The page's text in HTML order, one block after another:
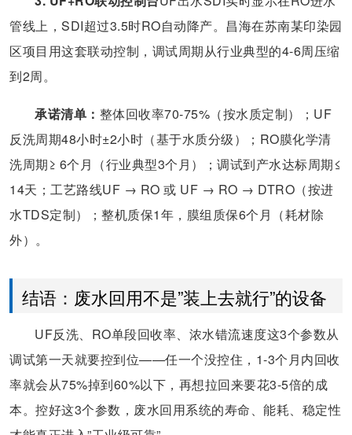
管线上，SDI超过3.5时RO自动降产。昌海在苏南某印染园
区项目用这套联动控制，调试周期从行业典型的4-6周压缩
到2周。
承诺清单： 整体回收率70-75%（按水质定制）；UF
反洗周期48小时±2小时（基于水质分级）；RO膜化学清
洗周期≥ 6个月（行业典型3个月）；调试到产水达标周期≤
14天；工艺路线UF → RO 或 UF → RO → DTRO（按进
水TDS定制）；整机质保1年，膜组质保6个月（耗材除
外）。
结语：废水回用不是”装上去就行”的设备
UF反洗、RO单段回收率、浓水错流速度这3个参数从
调试第一天就要控到位——任一个没控住，1-3个月内回收
率就会从75%掉到60%以下，再想拉回来要花3-5倍的成
本。控好这3个参数，废水回用系统的寿命、能耗、稳定性